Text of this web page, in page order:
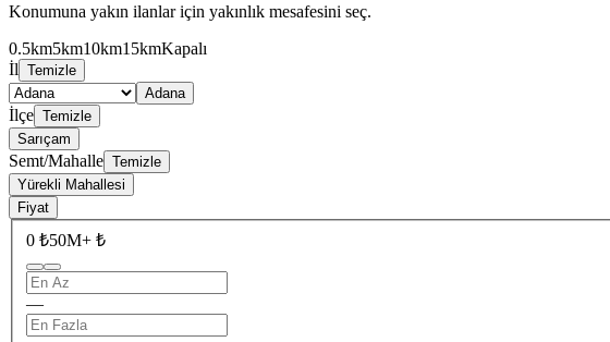
Konumuna yakın ilanlar için yakınlık mesafesini seç.
0.5km5km10km15kmKapalı
İl Temizle
Adana
İlçe Temizle
Sarıçam
Semt/Mahalle Temizle
Yürekli Mahallesi
Fiyat
0 ₺50M+ ₺
—